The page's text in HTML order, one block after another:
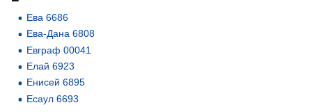
Ева 6686
Ева-Дана 6808
Евграф 00041
Елай 6923
Енисей 6895
Есаул 6693